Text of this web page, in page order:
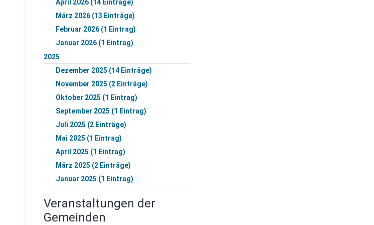
April 2026 (14 Einträge)
März 2026 (13 Einträge)
Februar 2026 (1 Eintrag)
Januar 2026 (1 Eintrag)
2025
Dezember 2025 (14 Einträge)
November 2025 (2 Einträge)
Oktober 2025 (1 Eintrag)
September 2025 (1 Eintrag)
Juli 2025 (2 Einträge)
Mai 2025 (1 Eintrag)
April 2025 (1 Eintrag)
März 2025 (2 Einträge)
Januar 2025 (1 Eintrag)
Veranstaltungen der
Gemeinden